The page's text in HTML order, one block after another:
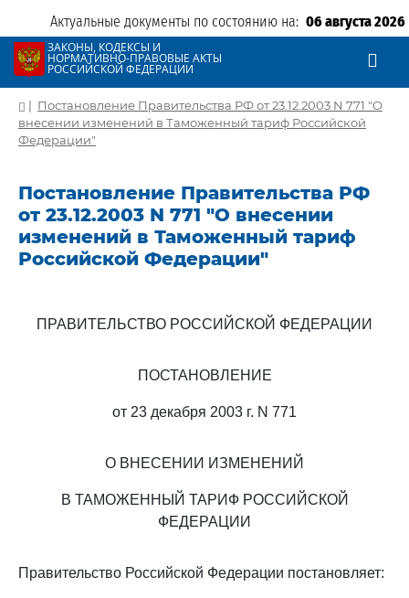
Актуальные документы по состоянию на: 06 августа 2026
ЗАКОНЫ, КОДЕКСЫ И
НОРМАТИВНО-ПРАВОВЫЕ АКТЫ
РОССИЙСКОЙ ФЕДЕРАЦИИ
| Постановление Правительства РФ от 23.12.2003 N 771 "О
внесении изменений в Таможенный тариф Российской
Федерации"
Постановление Правительства РФ
от 23.12.2003 N 771 "О внесении
изменений в Таможенный тариф
Российской Федерации"
ПРАВИТЕЛЬСТВО РОССИЙСКОЙ ФЕДЕРАЦИИ
ПОСТАНОВЛЕНИЕ
от 23 декабря 2003 г. N 771
О ВНЕСЕНИИ ИЗМЕНЕНИЙ
В ТАМОЖЕННЫЙ ТАРИФ РОССИЙСКОЙ
ФЕДЕРАЦИИ
Правительство Российской Федерации постановляет: